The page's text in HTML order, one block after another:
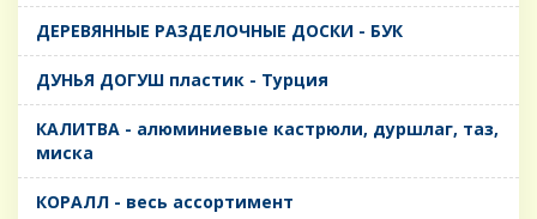
ДЕРЕВЯННЫЕ РАЗДЕЛОЧНЫЕ ДОСКИ - БУК
ДУНЬЯ ДОГУШ пластик - Турция
КАЛИТВА - алюминиевые кастрюли, дуршлаг, таз,
миска
КОРАЛЛ - весь ассортимент